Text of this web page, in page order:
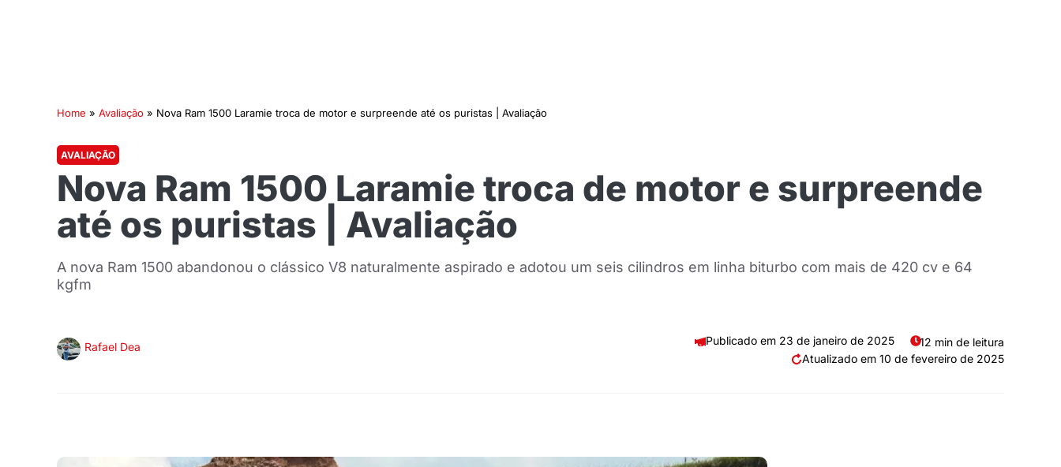
Home » Avaliação » Nova Ram 1500 Laramie troca de motor e surpreende até os puristas | Avaliação
AVALIAÇÃO
Nova Ram 1500 Laramie troca de motor e surpreende
até os puristas | Avaliação
A nova Ram 1500 abandonou o clássico V8 naturalmente aspirado e adotou um seis cilindros em linha biturbo com mais de 420 cv e 64
kgfm
Rafael Dea 23 de janeiro de 2025
12 min de leitura
10 de fevereiro de 2025